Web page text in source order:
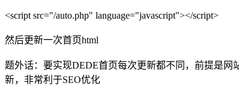
<script src="/auto.php" language="javascript"></script>
然后更新一次首页html
题外话：要实现DEDE首页每次更新都不同，前提是网
新，非常利于SEO优化